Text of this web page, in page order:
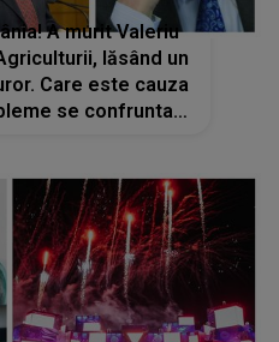
A murit Valeriu
lăsând un
Care este cauza
se confrunta